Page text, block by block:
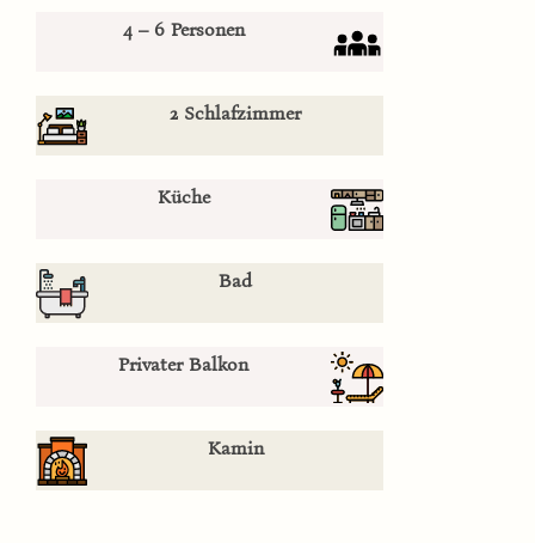
4 – 6 Personen
2 Schlafzimmer
Küche
Bad
Privater Balkon
Kamin